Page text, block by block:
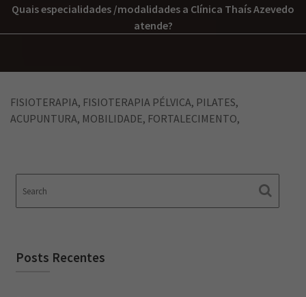
Quais especialidades /modalidades a Clínica Thaís Azevedo
atende?
FISIOTERAPIA, FISIOTERAPIA PÉLVICA, PILATES,
ACUPUNTURA, MOBILIDADE, FORTALECIMENTO,
Posts Recentes